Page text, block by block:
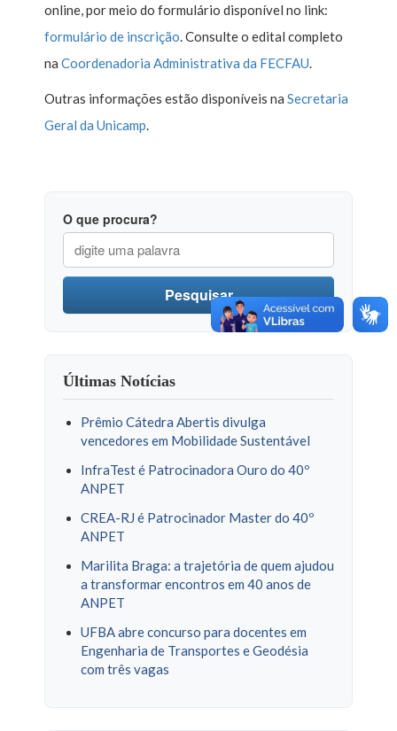
online, por meio do formulário disponível no link:
formulário de inscrição. Consulte o edital completo
na Coordenadoria Administrativa da FECFAU.
Outras informações estão disponíveis na Secretaria
Geral da Unicamp.
O que procura?
Pesquisar
Últimas Notícias
Prêmio Cátedra Abertis divulga
vencedores em Mobilidade Sustentável
InfraTest é Patrocinadora Ouro do 40º
ANPET
CREA-RJ é Patrocinador Master do 40º
ANPET
Marilita Braga: a trajetória de quem ajudou
a transformar encontros em 40 anos de
ANPET
UFBA abre concurso para docentes em
Engenharia de Transportes e Geodésia
com três vagas